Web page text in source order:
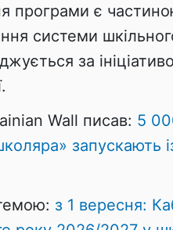
програми є частиною
системи
за
Wall писав: 5
запускають
з 1 вересня: